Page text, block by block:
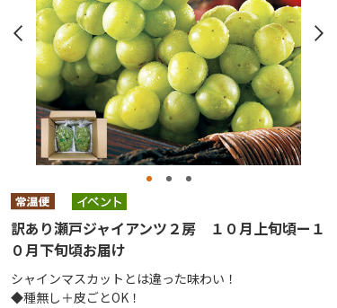
訳あり瀬戸ジャイアンツ２房 １０月上旬頃ー１
０月下旬頃お届け
シャインマスカットとは違った味わい！
◆種無し＋皮ごとOK！